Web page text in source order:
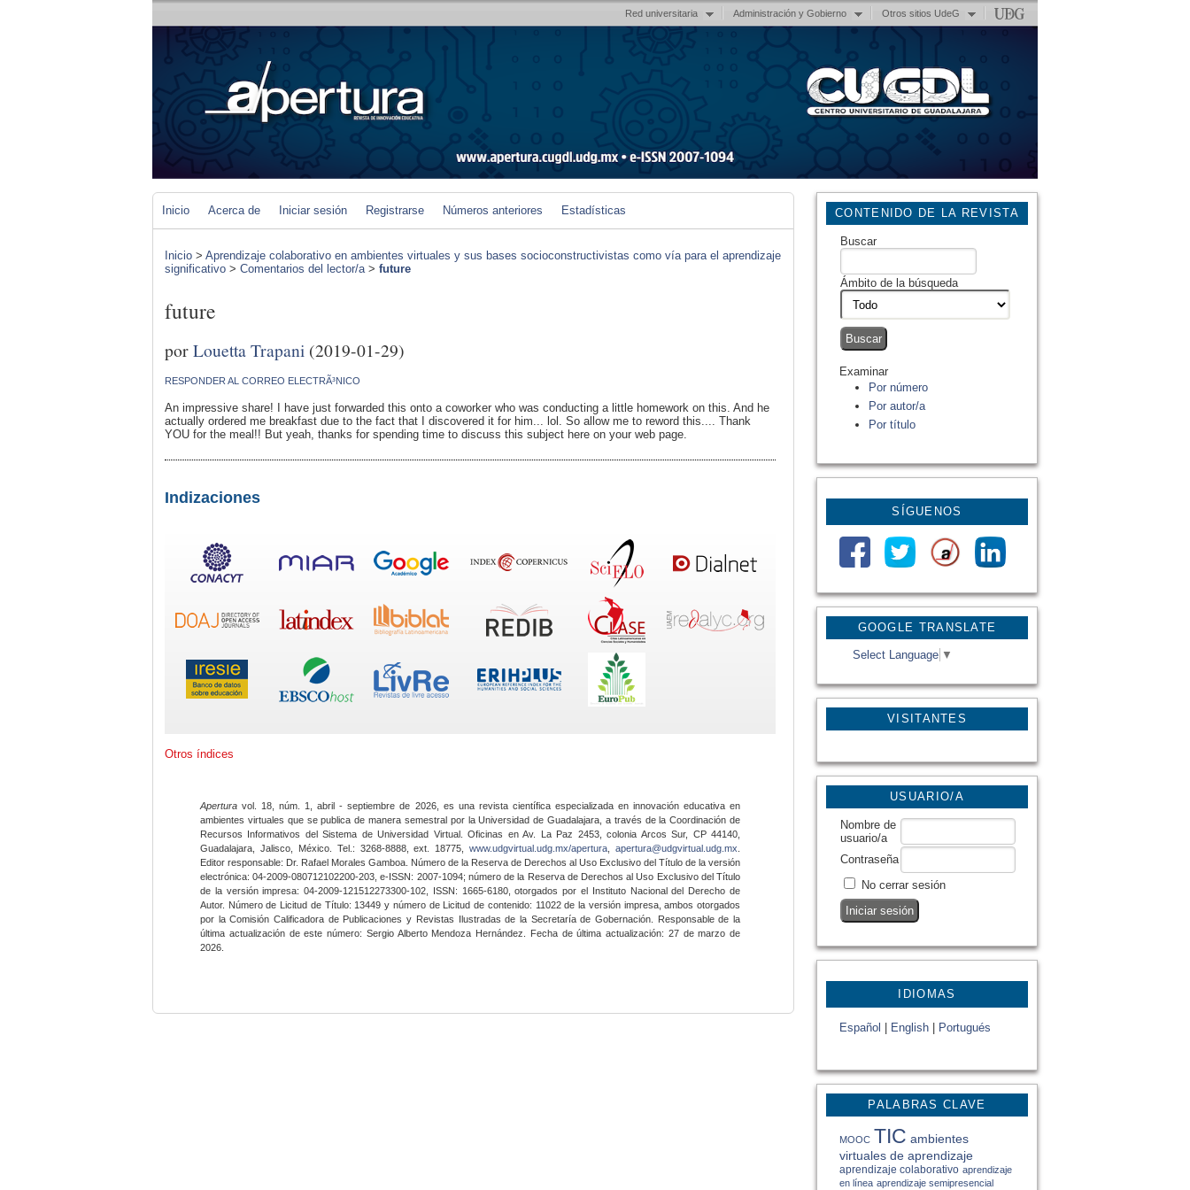
Red universitaria Administración y Gobierno Otros sitios UdeG
GOOGLE TRANSLATE
Select Language ▼
VISITANTES
CONTENIDO DE LA REVISTA
Buscar
Ámbito de la búsqueda
Examinar
Por número
Por autor/a
Por título
SÍGUENOS
USUARIO/A
Nombre de
usuario/a
Contraseña
No cerrar sesión
IDIOMAS
Español English Portugués
PALABRAS CLAVE
MOOC TIC ambientes
virtuales de aprendizaje
aprendizaje colaborativo aprendizaje
en línea aprendizaje semipresencial
Inicio Acerca de Iniciar sesión Registrarse Números anteriores Estadísticas
Inicio > Aprendizaje colaborativo en ambientes virtuales y sus bases socioconstructivistas como vía para el aprendizaje
significativo > Comentarios del lector/a> future
future
porLouetta Trapani (2019-01-29)
RESPONDER AL CORREO ELECTRÃ³NICO
An impressive share! I have just forwarded this onto a coworker who was conducting a little homework on this. And he
actually ordered me breakfast due to the fact that I discovered it for him... lol. So allow me to reword this.... Thank
YOU for the meal!! But yeah, thanks for spending time to discuss this subject here on your web page.
Indizaciones
Otros índices
Apertura vol. 18, núm. 1, abril - septiembre de 2026, es una revista científica especializada en innovación educativa en
ambientes virtuales que se publica de manera semestral por la Universidad de Guadalajara, a través de la Coordinación de
Recursos Informativos del Sistema de Universidad Virtual. Oficinas en Av. La Paz 2453, colonia Arcos Sur, CP 44140,
Guadalajara, Jalisco, México. Tel.: 3268-8888, ext. 18775,www.udgvirtual.udg.mx/apertura apertura@udgvirtual.udg.mx
Editor responsable: Dr. Rafael Morales Gamboa. Número de la Reserva de Derechos al Uso Exclusivo del Título de la versión
electrónica: 04-2009-080712102200-203, e-ISSN: 2007-1094; número de la Reserva de Derechos al Uso Exclusivo del Título
de la versión impresa: 04-2009-121512273300-102, ISSN: 1665-6180, otorgados por el Instituto Nacional del Derecho de
Autor. Número de Licitud de Título: 13449 y número de Licitud de contenido: 11022 de la versión impresa, ambos otorgados
por la Comisión Calificadora de Publicaciones y Revistas Ilustradas de la Secretaría de Gobernación. Responsable de la
última actualización de este número: Sergio Alberto Mendoza Hernández. Fecha de última actualización: 27 de marzo de
2026.